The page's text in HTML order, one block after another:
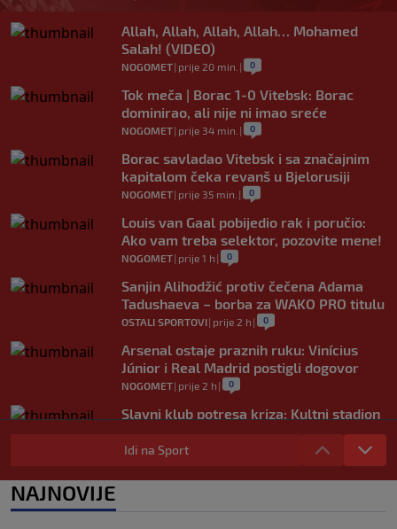
Allah, Allah, Allah, Allah… Mohamed
Salah! (VIDEO)
NOGOMET| prije 20 min. | 0
Tok meča | Borac 1-0 Vitebsk: Borac
dominirao, ali nije ni imao sreće
NOGOMET| prije 34 min. | 0
Borac savladao Vitebsk i sa značajnim
kapitalom čeka revanš u Bjelorusiji
NOGOMET| prije 35 min. | 0
Louis van Gaal pobijedio rak i poručio:
Ako vam treba selektor, pozovite mene!
NOGOMET| prije 1 h | 0
Sanjin Alihodžić protiv čečena Adama
Tadushaeva – borba za WAKO PRO titulu
OSTALI SPORTOVI| prije 2 h | 0
Arsenal ostaje praznih ruku: Vinícius
Júnior i Real Madrid postigli dogovor
NOGOMET| prije 2 h | 0
Slavni klub potresa kriza: Kultni stadion
u Italiji bit će prazan na početku sezone,
navijači objavili rat upravi
Idi na Sport
NAJNOVIJE